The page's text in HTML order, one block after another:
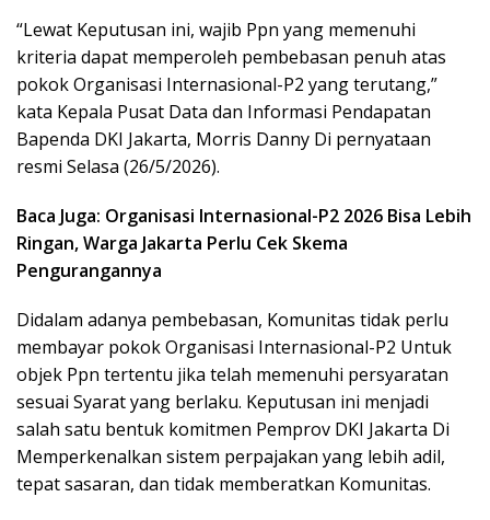
“Lewat Keputusan ini, wajib Ppn yang memenuhi
kriteria dapat memperoleh pembebasan penuh atas
pokok Organisasi Internasional-P2 yang terutang,”
kata Kepala Pusat Data dan Informasi Pendapatan
Bapenda DKI Jakarta, Morris Danny Di pernyataan
resmi Selasa (26/5/2026).
Baca Juga: Organisasi Internasional-P2 2026 Bisa Lebih
Ringan, Warga Jakarta Perlu Cek Skema
Pengurangannya
Didalam adanya pembebasan, Komunitas tidak perlu
membayar pokok Organisasi Internasional-P2 Untuk
objek Ppn tertentu jika telah memenuhi persyaratan
sesuai Syarat yang berlaku. Keputusan ini menjadi
salah satu bentuk komitmen Pemprov DKI Jakarta Di
Memperkenalkan sistem perpajakan yang lebih adil,
tepat sasaran, dan tidak memberatkan Komunitas.